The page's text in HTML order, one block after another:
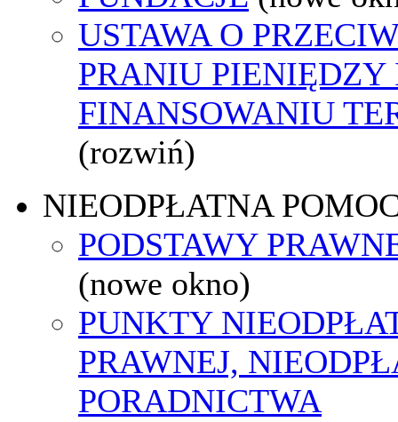
USTAWA O
PRANIU PIENIĘDZY
FINANSOWANIU
(rozwiń)
NIEODPŁATNA
PODSTAWY
(nowe okno)
PUNKTY
PRAWNEJ,
PORADNICTWA